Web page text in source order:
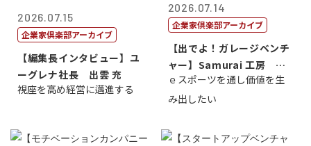
2026.07.15
企業家倶楽部アーカイブ
【編集長インタビュー】ユ
ーグレナ社長 出雲 充
視座を高め経営に邁進する
2026.07.14
企業家倶楽部アーカイブ
【出でよ！ガレージベンチ
ャー】Samurai 工房 代
表取締...
ｅスポーツを通し価値を生
み出したい